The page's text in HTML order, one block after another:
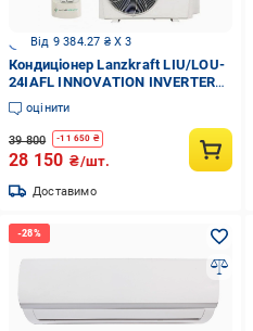
Від 9 384.27 ₴ X 3
Кондиціонер Lanzkraft LIU/LOU-
24IAFL INNOVATION INVERTER
(до -15°C)
оцінити
39 800 -11 650 ₴
28 150 ₴/шт.
Доставимо